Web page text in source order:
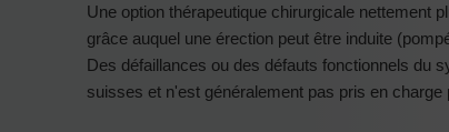
Une option thérapeutique chirurgicale nettement
grâce auquel une érection peut être induite
Des défaillances ou des défauts fonctionnels du
suisses et n'est généralement pas pris en